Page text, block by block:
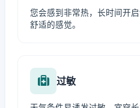
您会感到非常热，长时间开
舒适的感觉。
过敏